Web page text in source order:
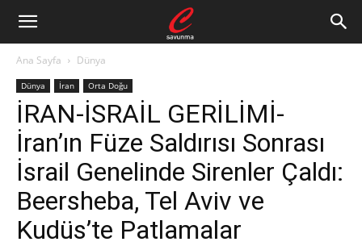
Ana Sayfa Dünya
Dünya İran Orta Doğu
İRAN-İSRAİL GERİLİMİ-
İran’ın Füze Saldırısı Sonrası
İsrail Genelinde Sirenler Çaldı:
Beersheba, Tel Aviv ve
Kudüs’te Patlamalar